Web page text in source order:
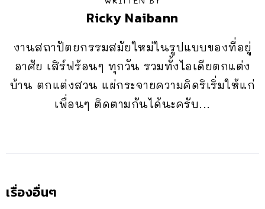
Ricky Naibann
งานสถาปัตยกรรมสมัยใหม่ในรูปแบบของที่อยู่
อาศัย เสิร์ฟร้อนๆ ทุกวัน รวมทั้งไอเดียตกแต่ง
บ้าน ตกแต่งสวน แผ่กระจายความคิดริเริ่มให้แก่
เพื่อนๆ ติดตามกันได้นะครับ...
เรื่องอื่นๆ